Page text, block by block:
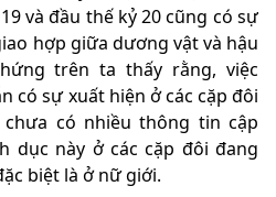
và đầu thế kỷ 20 cũng có sự
hợp giữa dương vật và hậu
trên ta thấy rằng, việc
có sự xuất hiện ở các cặp đôi
có nhiều thông tin cập
dục này ở các cặp đôi đang
biệt là ở nữ giới.